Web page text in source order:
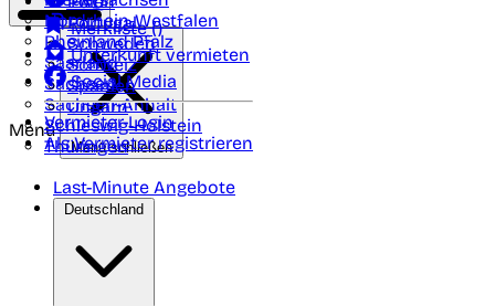
Nordrhein-Westfalen
Rheinland Pfalz
Saarland
Sachsen
Sachsen-Anhalt
Schleswig-Holstein
Thüringen
Portugal
Schweden
Schweiz
Spanien
Ungarn
Merkliste ()
Unterkunft vermieten
Social Media
Vermieter-Login
Als Vermieter registrieren
Menü
Menü schließen
Last-Minute Angebote
Deutschland